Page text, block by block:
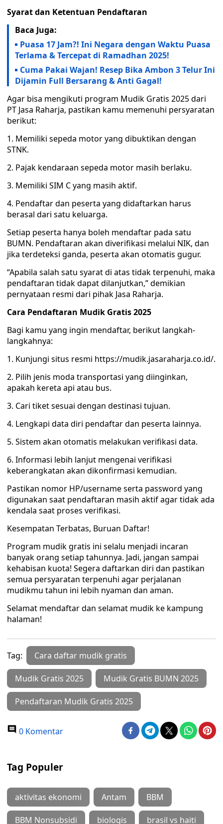
Syarat dan Ketentuan Pendaftaran
Baca Juga:
Puasa 17 Jam?! Ini Negara dengan Waktu Puasa
Terlama & Tercepat di Ramadhan 2025!
Cuma Pakai Wajan! Resep Bika Ambon 3 Telur Ini
Dijamin Full Bersarang & Anti Gagal!
Agar bisa mengikuti program Mudik Gratis 2025 dari
PT Jasa Raharja, pastikan kamu memenuhi persyaratan
berikut:
1. Memiliki sepeda motor yang dibuktikan dengan
STNK.
2. Pajak kendaraan sepeda motor masih berlaku.
3. Memiliki SIM C yang masih aktif.
4. Pendaftar dan peserta yang didaftarkan harus
berasal dari satu keluarga.
Setiap peserta hanya boleh mendaftar pada satu
BUMN. Pendaftaran akan diverifikasi melalui NIK, dan
jika terdeteksi ganda, peserta akan otomatis gugur.
“Apabila salah satu syarat di atas tidak terpenuhi, maka
pendaftaran tidak dapat dilanjutkan,” demikian
pernyataan resmi dari pihak Jasa Raharja.
Cara Pendaftaran Mudik Gratis 2025
Bagi kamu yang ingin mendaftar, berikut langkah-
langkahnya:
1. Kunjungi situs resmi https://mudik.jasaraharja.co.id/.
2. Pilih jenis moda transportasi yang diinginkan,
apakah kereta api atau bus.
3. Cari tiket sesuai dengan destinasi tujuan.
4. Lengkapi data diri pendaftar dan peserta lainnya.
5. Sistem akan otomatis melakukan verifikasi data.
6. Informasi lebih lanjut mengenai verifikasi
keberangkatan akan dikonfirmasi kemudian.
Pastikan nomor HP/username serta password yang
digunakan saat pendaftaran masih aktif agar tidak ada
kendala saat proses verifikasi.
Kesempatan Terbatas, Buruan Daftar!
Program mudik gratis ini selalu menjadi incaran
banyak orang setiap tahunnya. Jadi, jangan sampai
kehabisan kuota! Segera daftarkan diri dan pastikan
semua persyaratan terpenuhi agar perjalanan
mudikmu tahun ini lebih nyaman dan aman.
Selamat mendaftar dan selamat mudik ke kampung
halaman!
Tag: Cara daftar mudik gratis
Mudik Gratis 2025 Mudik Gratis BUMN 2025
Pendaftaran Mudik Gratis 2025
0 Komentar
Tag Populer
aktivitas ekonomi Antam BBM
BBM Nonsubsidi biologis brasil vs haiti